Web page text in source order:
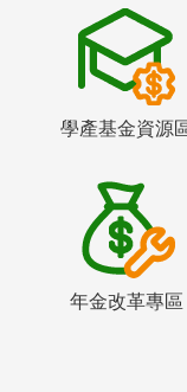
學產基金資源
年金改革專區